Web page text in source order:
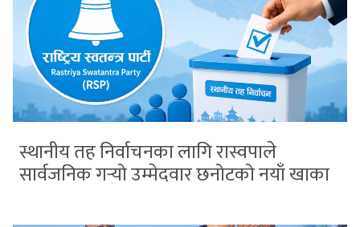
स्थानीय तह निर्वाचनका लागि रास्वपाले
सार्वजनिक गर्‍यो उम्मेदवार छनोटको नयाँ खाका